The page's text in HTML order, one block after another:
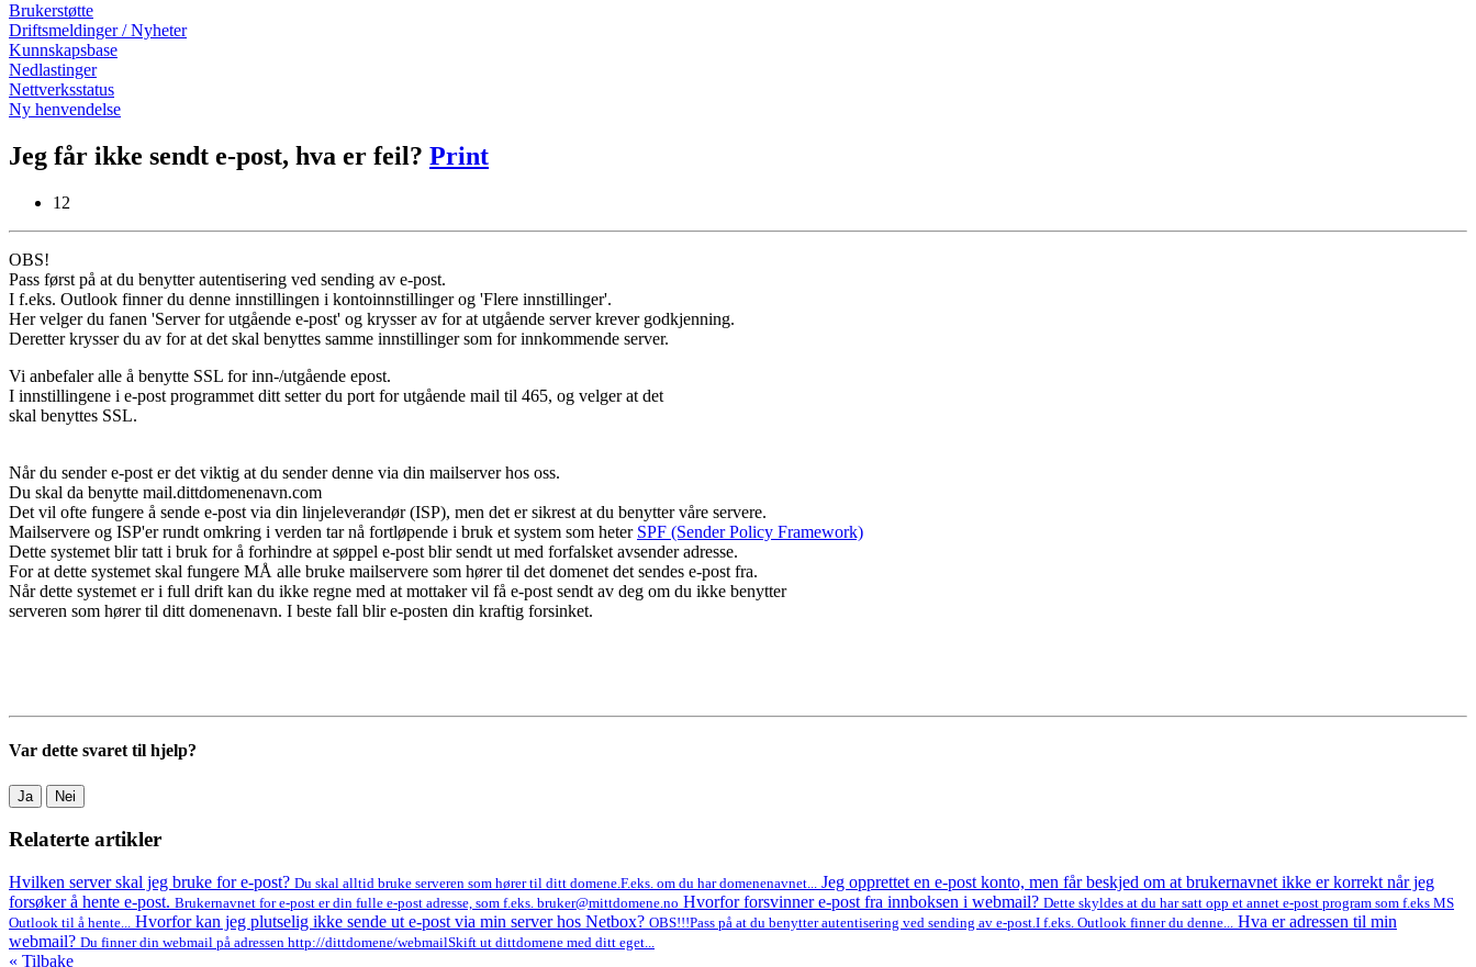
Brukerstøtte
Driftsmeldinger / Nyheter
Kunnskapsbase
Nedlastinger
Nettverksstatus
Ny henvendelse
Jeg får ikke sendt e-post, hva er feil? Print
12
OBS!
Pass først på at du benytter autentisering ved sending av e-post.
I f.eks. Outlook finner du denne innstillingen i kontoinnstillinger og 'Flere innstillinger'.
Her velger du fanen 'Server for utgående e-post' og krysser av for at utgående server krever godkjenning.
Deretter krysser du av for at det skal benyttes samme innstillinger som for innkommende server.
Vi anbefaler alle å benytte SSL for inn-/utgående epost.
I innstillingene i e-post programmet ditt setter du port for utgående mail til 465, og velger at det
skal benyttes SSL.
Når du sender e-post er det viktig at du sender denne via din mailserver hos oss.
Du skal da benytte mail.dittdomenenavn.com
Det vil ofte fungere å sende e-post via din linjeleverandør (ISP), men det er sikrest at du benytter våre servere.
Mailservere og ISP'er rundt omkring i verden tar nå fortløpende i bruk et system som heter SPF (Sender Policy Framework)
Dette systemet blir tatt i bruk for å forhindre at søppel e-post blir sendt ut med forfalsket avsender adresse.
For at dette systemet skal fungere MÅ alle bruke mailservere som hører til det domenet det sendes e-post fra.
Når dette systemet er i full drift kan du ikke regne med at mottaker vil få e-post sendt av deg om du ikke benytter
serveren som hører til ditt domenenavn. I beste fall blir e-posten din kraftig forsinket.
Var dette svaret til hjelp?
Ja Nei
Relaterte artikler
Hvilken server skal jeg bruke for e-post? Du skal alltid bruke serveren som hører til ditt domene.F.eks. om du har domenenavnet...
Jeg opprettet en e-post konto, men får beskjed om at brukernavnet ikke er korrekt når jeg
forsøker å hente e-post. Brukernavnet for e-post er din fulle e-post adresse, som f.eks. bruker@mittdomene.no Hvorfor forsvinner e-post fra innboksen i webmail? Dette skyldes at du har satt opp et annet e-post program som f.eks MS
Outlook til å hente...
Hvorfor kan jeg plutselig ikke sende ut e-post via min server hos Netbox? OBS!!!Pass på at du benytter autentisering ved sending av e-post.I f.eks. Outlook finner du denne...
Hva er adressen til min
webmail? Du finner din webmail på adressen http://dittdomene/webmailSkift ut dittdomene med ditt eget...
« Tilbake